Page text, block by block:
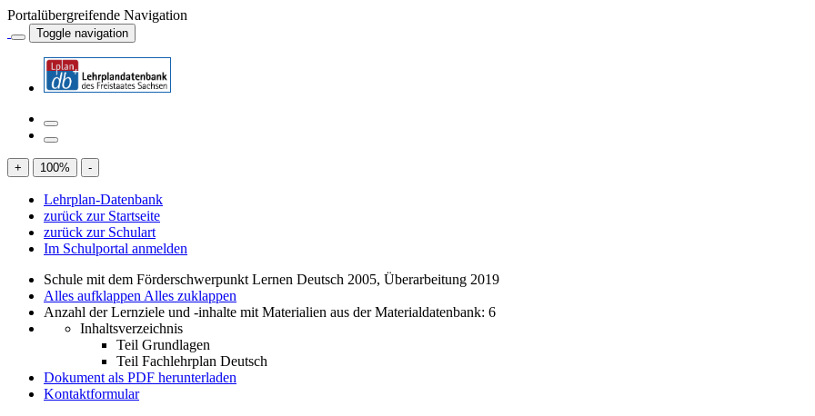
Portalübergreifende Navigation
Toggle navigation
+ 100% -
Lehrplan-Datenbank
zurück zur Startseite
zurück zur Schulart
Im Schulportal anmelden
Schule mit dem Förderschwerpunkt Lernen Deutsch 2005, Überarbeitung 2019
Alles aufklappen Alles zuklappen
Anzahl der Lernziele und -inhalte mit Materialien aus der Materialdatenbank: 6
Inhaltsverzeichnis
Teil Grundlagen
Teil Fachlehrplan Deutsch
Dokument als PDF herunterladen
Kontaktformular